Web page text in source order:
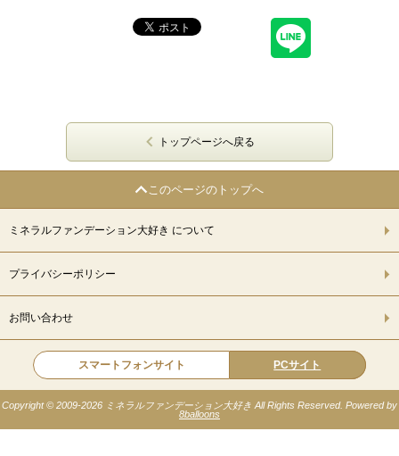
トップページへ戻る
このページのトップへ
ミネラルファンデーション大好き について
プライバシーポリシー
お問い合わせ
スマートフォンサイト PCサイト
Copyright © 2009-2026 ミネラルファンデーション大好き All Rights Reserved. Powered by
8balloons